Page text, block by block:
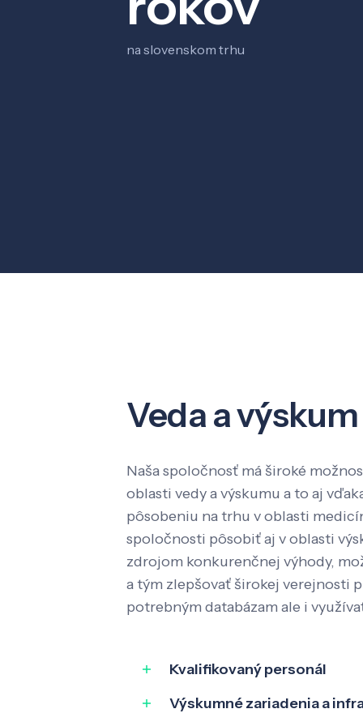
na slovenskom trhu
Veda a výskum
Naša spoločnosť má široké
oblasti vedy a výskumu a to aj
pôsobeniu na trhu v oblasti
spoločnosti pôsobiť aj v oblasti
zdrojom konkurenčnej výhody,
a tým zlepšovať širokej verejnosti
potrebným databázam ale i
Kvalifikovaný personál
Výskumné zariadenia a